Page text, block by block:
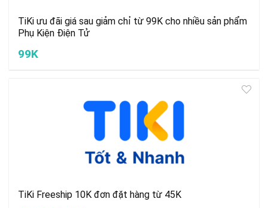
TiKi ưu đãi giá sau giảm chỉ từ 99K cho nhiều sản phẩm
Phụ Kiện Điện Tử
99K
TiKi Freeship 10K đơn đặt hàng từ 45K